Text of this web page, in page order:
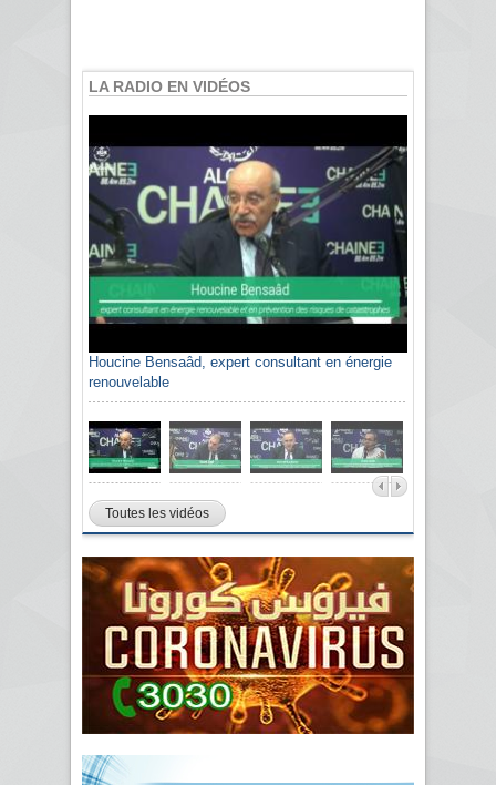
LA RADIO EN VIDÉOS
Houcine Bensaâd, expert consultant en énergie
renouvelable
Toutes les vidéos